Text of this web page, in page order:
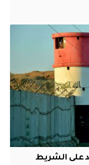
على الشريط